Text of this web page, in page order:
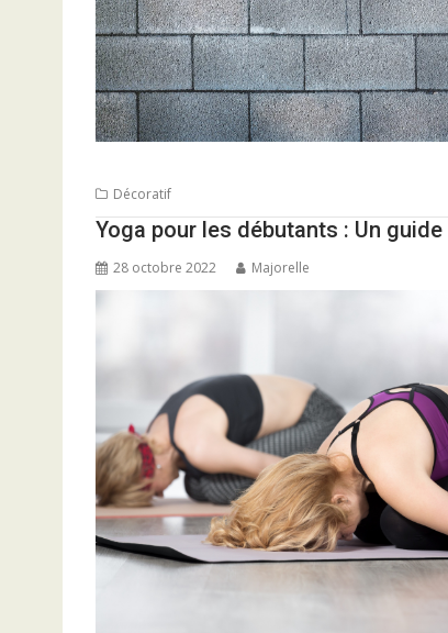
Décoratif
Yoga pour les débutants : Un
28 octobre 2022 Majorelle